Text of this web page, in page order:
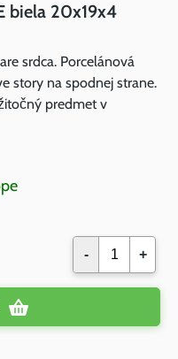
biela 20x19x4
srdca. Porcelánová
story na spodnej strane.
predmet v
- +